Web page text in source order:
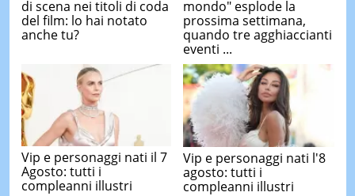
di scena nei titoli di coda
del film: lo hai notato
anche tu?
mondo" esplode la
prossima settimana,
quando tre agghiaccianti
eventi ...
Vip e personaggi nati il 7
Agosto: tutti i
compleanni illustri
Vip e personaggi nati l'8
agosto: tutti i
compleanni illustri